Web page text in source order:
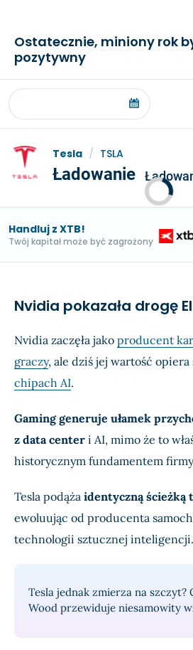
Ostatecznie, miniony rok
pozytywny
Tesla / TSLA
Ładowanie
Handluj z XTB!
Twój kapitał może być zagrożony
Nvidia pokazała drogę
Nvidia zaczęła jako producent
graczy, ale dziś jej wartość opiera
chipach AI.
Gaming generuje ułamek
z data center i AI, mimo że to
historycznym fundamentem
Tesla podąża identyczną ścieżką
ewoluując od producenta
technologii sztucznej inteligencji.
Tesla jednak zmierza na szczyt?
Wood przewiduje niesamowity